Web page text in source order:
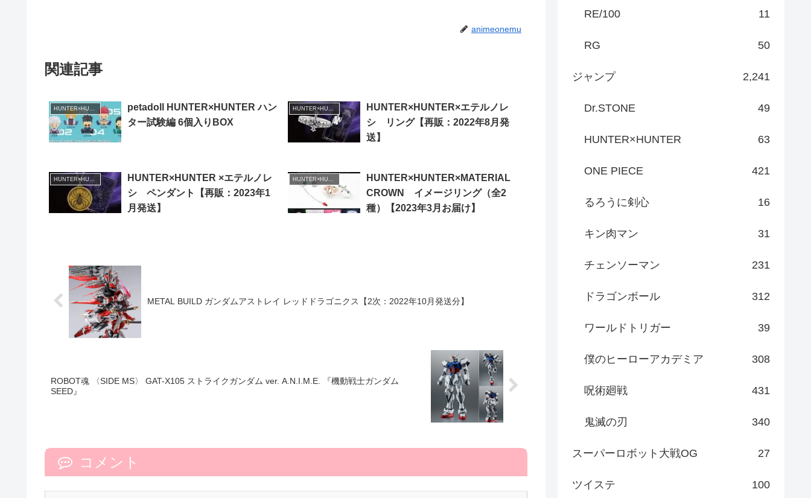
animeonemu
関連記事
HUNTER×HUNTER
petadoll HUNTER×HUNTER ハン
ター試験編 6個入りBOX
HUNTER×HUNTER
HUNTER×HUNTER×エテルノレ
シ リング【再販：2022年8月発
送】
HUNTER×HUNTER
HUNTER×HUNTER ×エテルノレ
シ ペンダント【再販：2023年1
月発送】
HUNTER×HUNTER
HUNTER×HUNTER×MATERIAL
CROWN イメージリング（全2
種）【2023年3月お届け】
METAL BUILD ガンダムアストレイ レッドドラゴニクス【2次：2022年10月発送分】
ROBOT魂 〈SIDE MS〉 GAT-X105 ストライクガンダム ver. A.N.I.M.E. 『機動戦士ガンダム
SEED』
コメント
RE/100 11
RG 50
ジャンプ 2,241
Dr.STONE 49
HUNTER×HUNTER 63
ONE PIECE 421
るろうに剣心 16
キン肉マン 31
チェンソーマン 231
ドラゴンボール 312
ワールドトリガー 39
僕のヒーローアカデミア 308
呪術廻戦 431
鬼滅の刃 340
スーパーロボット大戦OG 27
ツイステ 100